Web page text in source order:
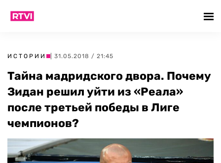
ИСТОРИИ | 31.05.2018 / 21:45
Тайна мадридского двора. Почему
Зидан решил уйти из «Реала»
после третьей победы в Лиге
чемпионов?